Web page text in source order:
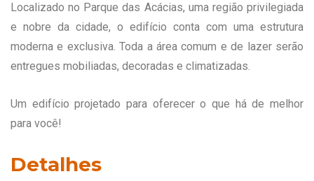
Localizado no Parque das Acácias, uma região privilegiada
e nobre da cidade, o edifício conta com uma estrutura
moderna e exclusiva. Toda a área comum e de lazer serão
entregues mobiliadas, decoradas e climatizadas.
Um edifício projetado para oferecer o que há de melhor
para você!
Detalhes